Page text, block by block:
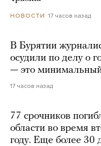
НОВОСТИ 17 часов назад
В Бурятии
осудили по делу о
— это минимальный
17 часов назад
77 срочников
области во время
году. Еще более 30